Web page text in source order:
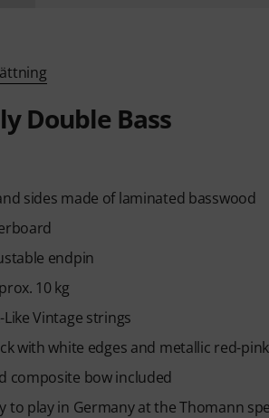
Double Bass
sides made of laminated basswood
endpin
10 kg
Vintage strings
with white edges and metallic red-
composite bow included
to play in Germany at the Thomann